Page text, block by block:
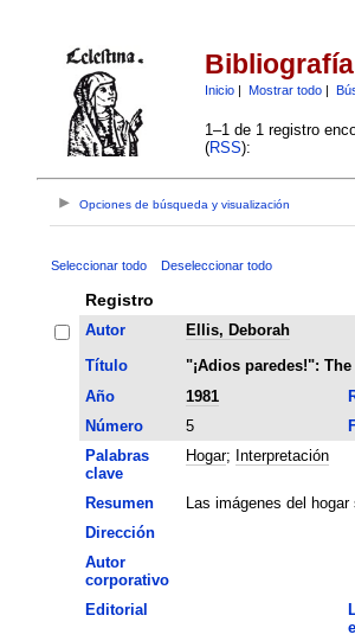
Inicio| Mostrar todo|
1–1 de 1 registro
(RSS):
Opciones de búsqueda y visualización
Seleccionar todo Deseleccionar todo
Registro
Autor
Ellis, Deborah
Título
"¡Adios paredes!":
Año
1981
Número
5
Palabras
clave
Hogar; Interpretación
Resumen
Las imágenes del
Dirección
Autor
corporativo
Editorial